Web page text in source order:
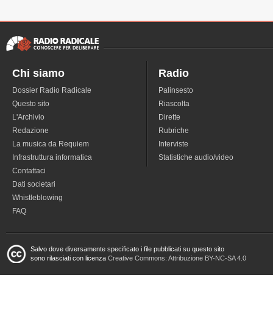
Chi siamo
Dossier Radio Radicale
Questo sito
L'Archivio
Redazione
La musica da Requiem
Infrastruttura informatica
Contattaci
Dati societari
Whistleblowing
FAQ
Radio
Palinsesto
Riascolta
Dirette
Rubriche
Interviste
Statistiche audio/video
Salvo dove diversamente specificato i file pubblicati su questo sito
sono rilasciati con licenza Creative Commons: Attribuzione BY-NC-SA 4.0